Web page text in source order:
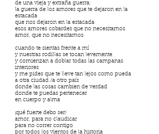
de una vieja y extraña guerra:
la guerra de los amores que te dejaron en la
estacada
que nos dejaron en la estacada
esos amores cobardes que no necesitamos
amor, que no necesitamos
cuando te sientas frente a mí
y nuestras rodillas se tocan levemente
y comienzan a doblar todas las campanas
interiores
y me pides que te lleve tan lejos como pueda
a otra ciudad /a otro país
donde las cosas cambien de verdad
donde te puedas pertenecer
en cuerpo y alma
¡qué fuerte debo ser!
amor, para no claudicar
para no correr contigo
por todos los vientos de la historia